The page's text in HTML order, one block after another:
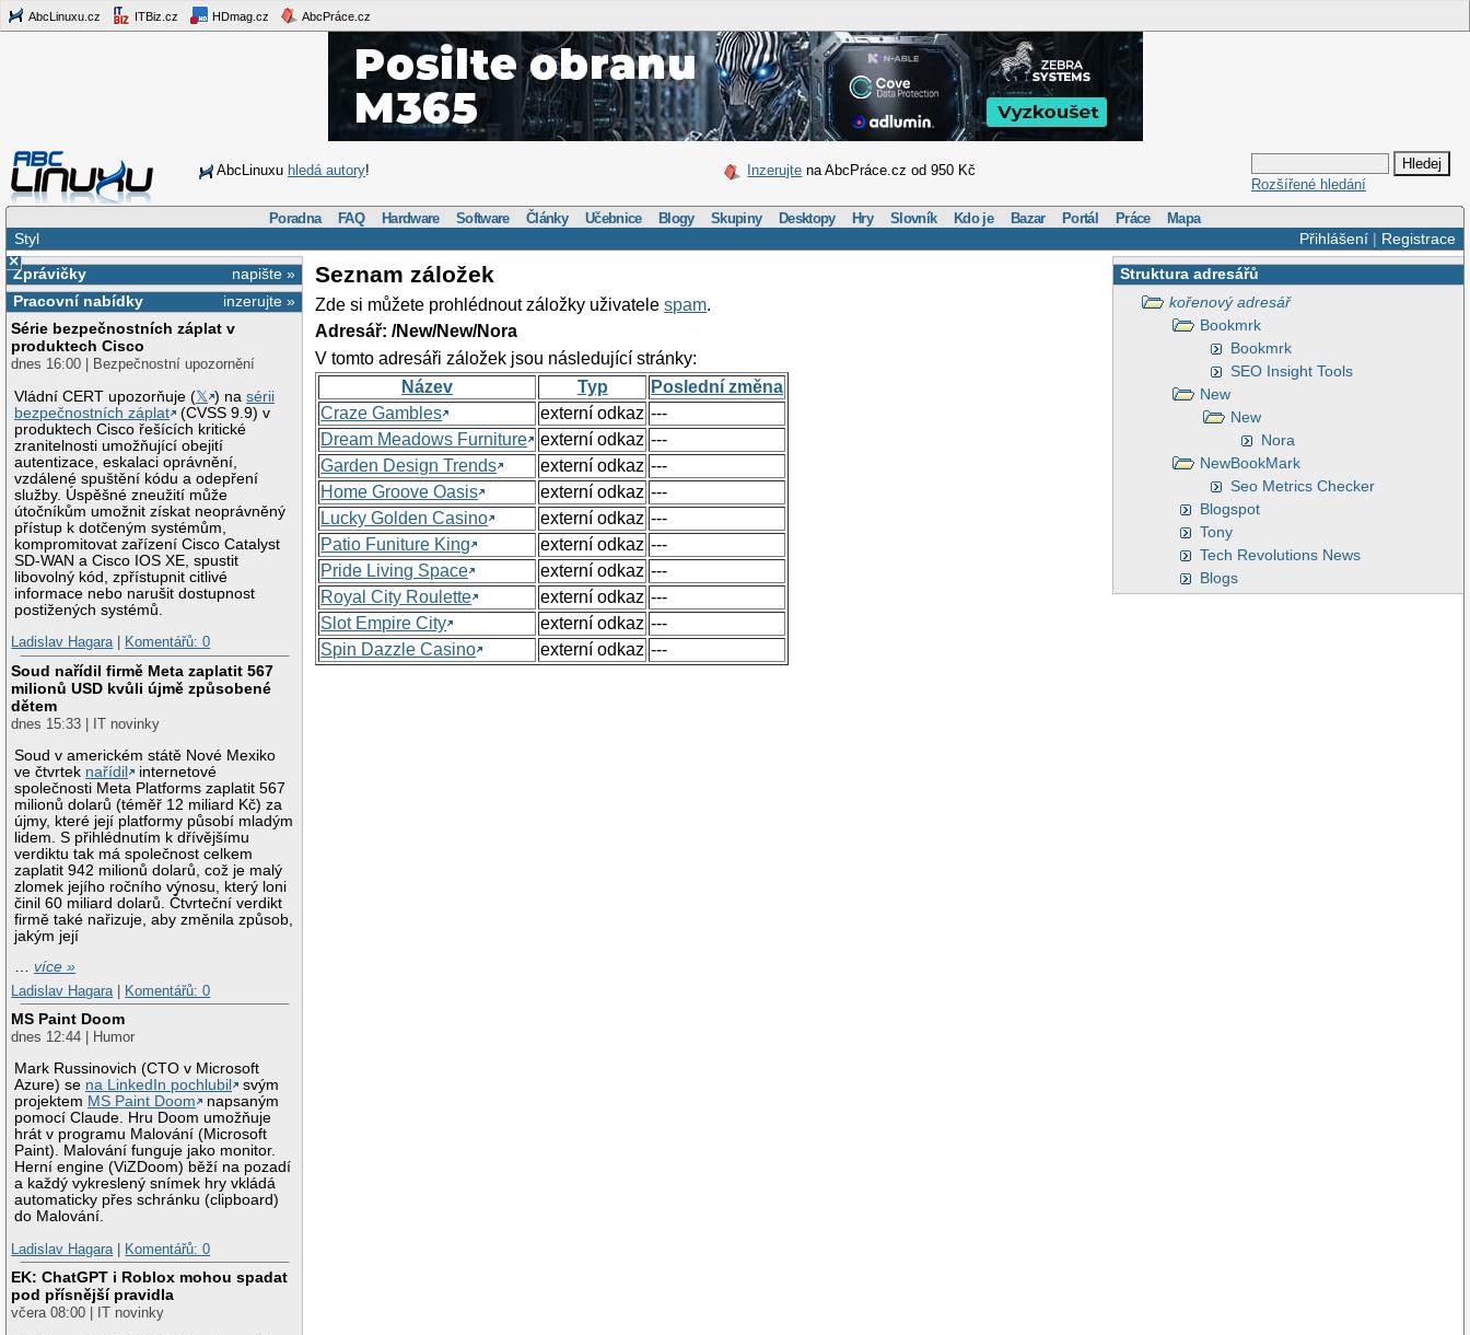
AbcLinuxu.cz ITBiz.cz HDmag.cz AbcPráce.cz
AbcLinuxu hledá autory! Inzerujte na AbcPráce.cz od 950 Kč
Rozšířené hledání
Poradna FAQ Hardware Software Články Učebnice Blogy Skupiny Desktopy Hry Slovník Kdo je Bazar Portál Práce Mapa
Přihlášení| Registrace
Styl
×
napište »
Zprávičky
inzerujte »
Pracovní nabídky
Série bezpečnostních záplat v
produktech Cisco
dnes 16:00 | Bezpečnostní upozornění
Vládní CERT upozorňuje (𝕏 ) nasérii
bezpečnostních záplat
(CVSS 9.9) v
produktech Cisco řešících kritické
zranitelnosti umožňující obejití
autentizace, eskalaci oprávnění,
vzdálené spuštění kódu a odepření
služby. Úspěšné zneužití může
útočníkům umožnit získat neoprávněný
přístup k dotčeným systémům,
kompromitovat zařízení Cisco Catalyst
SD-WAN a Cisco IOS XE, spustit
libovolný kód, zpřístupnit citlivé
informace nebo narušit dostupnost
postižených systémů.
Ladislav Hagara| Komentářů: 0
Soud nařídil firmě Meta zaplatit 567
milionů USD kvůli újmě způsobené
dětem
dnes 15:33 | IT novinky
Soud v americkém státě Nové Mexiko
ve čtvrtek nařídil
internetové
společnosti Meta Platforms zaplatit 567
milionů dolarů (téměř 12 miliard Kč) za
újmy, které její platformy působí mladým
lidem. S přihlédnutím k dřívějšímu
verdiktu tak má společnost celkem
zaplatit 942 milionů dolarů, což je malý
zlomek jejího ročního výnosu, který loni
činil 60 miliard dolarů. Čtvrteční verdikt
firmě také nařizuje, aby změnila způsob,
jakým její
…více »
Ladislav Hagara
Komentářů: 0
MS Paint Doom
dnes 12:44 | Humor
Mark Russinovich (CTO v Microsoft
Azure) se na LinkedIn pochlubil
svým
projektem MS Paint Doom
napsaným
pomocí Claude. Hru Doom umožňuje
hrát v programu Malování (Microsoft
Paint). Malování funguje jako monitor.
Herní engine (ViZDoom) běží na pozadí
a každý vykreslený snímek hry vkládá
automaticky přes schránku (clipboard)
do Malování.
Ladislav Hagara
Komentářů: 0
EK: ChatGPT i Roblox mohou spadat
pod přísnější pravidla
včera 08:00 | IT novinky
Struktura adresářů
kořenový adresář
Bookmrk
Bookmrk
SEO Insight Tools
New
New
Nora
NewBookMark
Seo Metrics Checker
Blogspot
Tony
Tech Revolutions News
Blogs
Seznam záložek
Zde si můžete prohlédnout záložky uživatelespam.
Adresář: /New/New/Nora
V tomto adresáři záložek jsou následující stránky:
Název
Typ
Poslední změna
Craze Gambles
externí odkaz ---
Dream Meadows Furniture
externí odkaz ---
Garden Design Trends
externí odkaz ---
Home Groove Oasis
externí odkaz ---
Lucky Golden Casino
externí odkaz ---
Patio Funiture King
externí odkaz ---
Pride Living Space
externí odkaz ---
Royal City Roulette
externí odkaz ---
Slot Empire City
externí odkaz ---
Spin Dazzle Casino
externí odkaz ---